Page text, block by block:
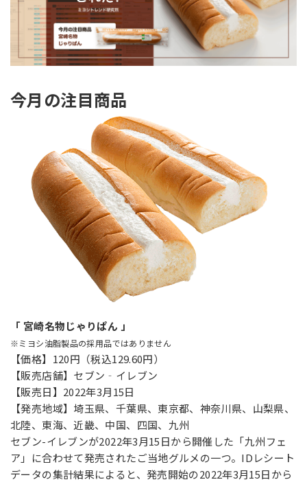
今月の注目商品
「 宮崎名物じゃりぱん 」
※ミヨシ油脂製品の採用品ではありません
【価格】120円（税込129.60円）
【販売店舗】セブン‐イレブン
【販売日】2022年3月15日
【発売地域】埼玉県、千葉県、東京都、神奈川県、山梨県、
北陸、東海、近畿、中国、四国、九州
セブン-イレブンが2022年3月15日から開催した「九州フェ
ア」に合わせて発売されたご当地グルメの一つ。IDレシート
データの集計結果によると、発売開始の2022年3月15日から